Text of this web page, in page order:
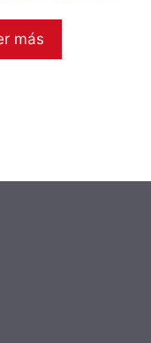
más